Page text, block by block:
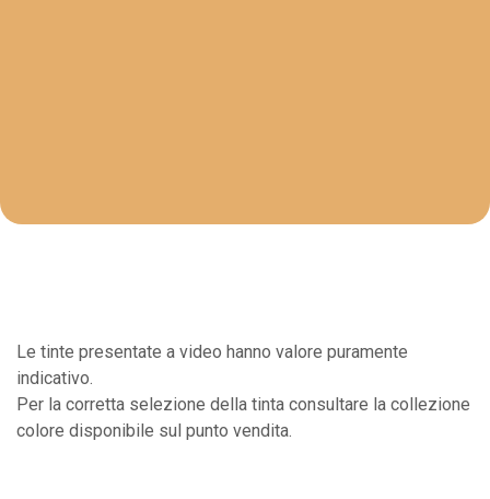
Le tinte presentate a video hanno valore puramente
indicativo.
Per la corretta selezione della tinta consultare la collezione
colore disponibile sul punto vendita.